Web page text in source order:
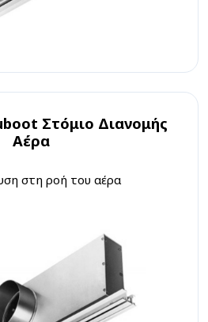
Στόμιο Διανομής
Αέρα
στη ροή του αέρα